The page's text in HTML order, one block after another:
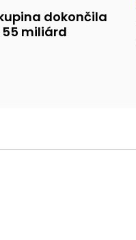
dokončila
55 miliárd